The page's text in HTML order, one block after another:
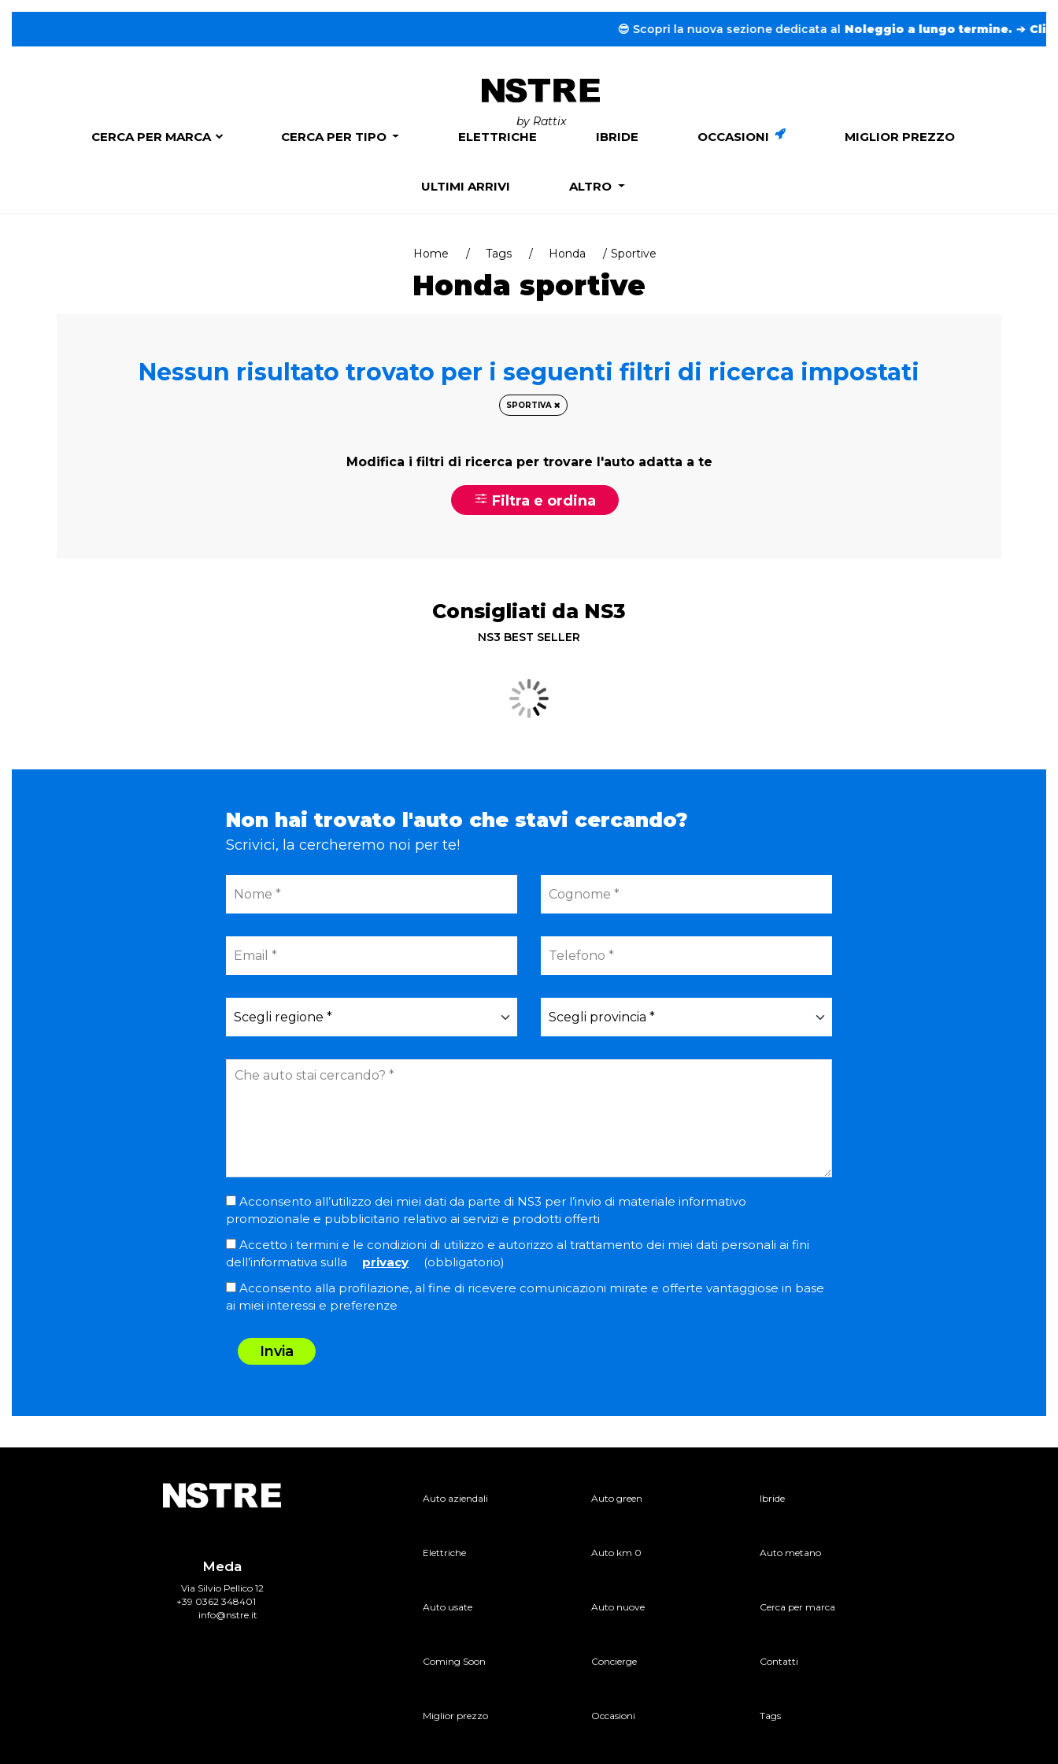
😎 Scopri la nuova sezione dedicata al Noleggio a lungo termine. ➔ Clicca e
by Rattix
CERCA PER MARCA CERCA PER TIPO ELETTRICHE IBRIDE OCCASIONI MIGLIOR PREZZO
ULTIMI ARRIVI ALTRO
Home Tags Honda Sportive
Honda sportive
Nessun risultato trovato per i seguenti filtri di ricerca impostati
SPORTIVA
Modifica i filtri di ricerca per trovare l'auto adatta a te
Filtra e ordina
Consigliati da NS3
NS3 BEST SELLER
Non hai trovato l'auto che stavi cercando?
Scrivici, la cercheremo noi per te!
Acconsento all’utilizzo dei miei dati da parte di NS3 per l’invio di materiale informativo
promozionale e pubblicitario relativo ai servizi e prodotti offerti
Accetto i termini e le condizioni di utilizzo e autorizzo al trattamento dei miei dati personali ai fini
dell’informativa sulla
privacy
(obbligatorio)
Acconsento alla profilazione, al fine di ricevere comunicazioni mirate e offerte vantaggiose in base
ai miei interessi e preferenze
Invia
Meda
Via Silvio Pellico 12
+39 0362 348401
info@nstre.it
Auto aziendali Auto green Ibride
Elettriche Auto km 0 Auto metano
Auto usate Auto nuove Cerca per marca
Coming Soon Concierge Contatti
Miglior prezzo Occasioni Tags